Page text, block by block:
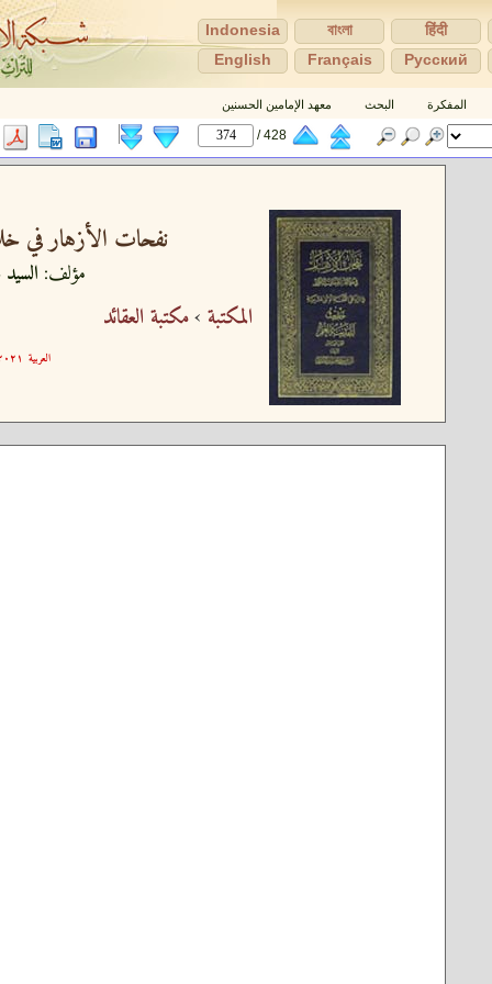
हिंदी
বাংলা
Indonesia
Pусский
Français
English
المفكرة البحث معهد الإمامين الحسنين
428 /
نفحات الأزهار في
مؤلف:
المكتبة ›مكتبة العقائد
العربية ٢٠٢١-١٢-٠١